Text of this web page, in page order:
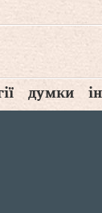
думки